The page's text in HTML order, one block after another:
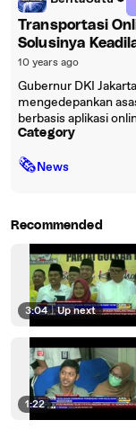
Transportasi
Solusinya
10 years ago
Gubernur DKI
mengedepankan
berbasis aplikasi
Category
🗞News
Recommended
3:04 | Up next
1:22